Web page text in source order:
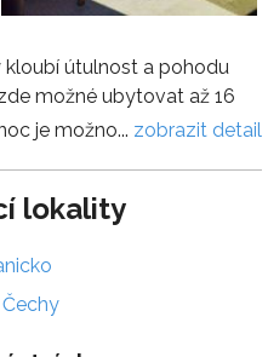
kloubí útulnost a pohodu
možné ubytovat až 16
je možno... zobrazit detail
lokality